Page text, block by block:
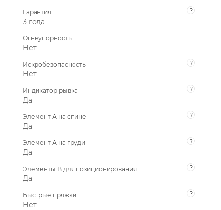
Гарантия ?
3 года
Огнеупорность
Нет
Искробезопасность ?
Нет
Индикатор рывка ?
Да
Элемент А на спине ?
Да
Элемент А на груди ?
Да
Элементы B для позиционирования ?
Да
Быстрые пряжки ?
Нет